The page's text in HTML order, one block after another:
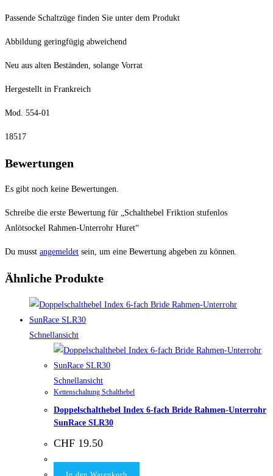
Passende Schaltzüge finden Sie unter dem Produkt
Abbildung geringfügig abweichend
Neu aus alten Beständen, solange Vorrat
Hergestellt in Frankreich
Mod. 554-01
18517
Bewertungen
Es gibt noch keine Bewertungen.
Schreibe die erste Bewertung für „Schalthebel Friktion stufenlos
Anlötsockel Rahmen-Unterrohr Huret“
Du musst angemeldet sein, um eine Bewertung abgeben zu können.
Ähnliche Produkte
Schnellansicht
Schnellansicht
Kettenschaltung Schalthebel
Doppelschalthebel Index 6-fach Bride Rahmen-Unterrohr
SunRace SLR30
CHF 19.50